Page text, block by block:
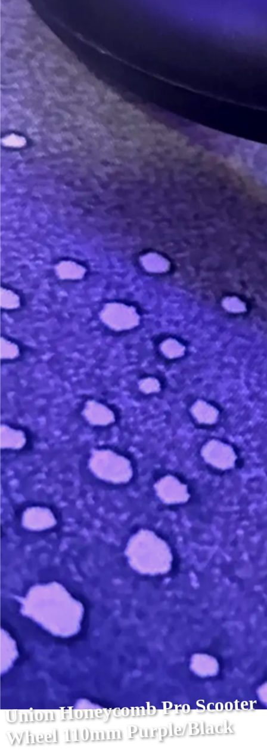
Union Honeycomb Pro Scooter
Wheel 110mm Purple/Black